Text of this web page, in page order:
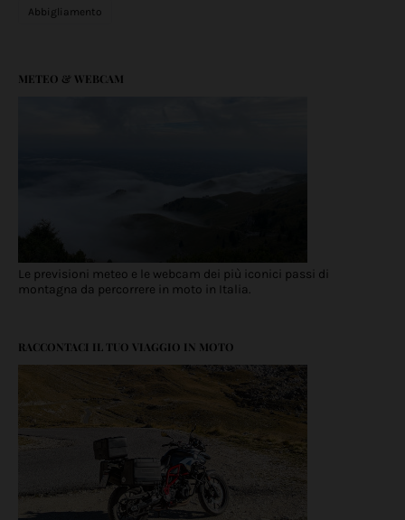
Abbigliamento
METEO & WEBCAM
Le previsioni meteo e le webcam dei più iconici passi di
montagna da percorrere in moto in Italia.
RACCONTACI IL TUO VIAGGIO IN MOTO